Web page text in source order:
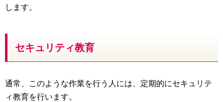
します。
セキュリティ教育
通常、このような作業を行う人には、定期的にセキュリテ
ィ教育を行います。